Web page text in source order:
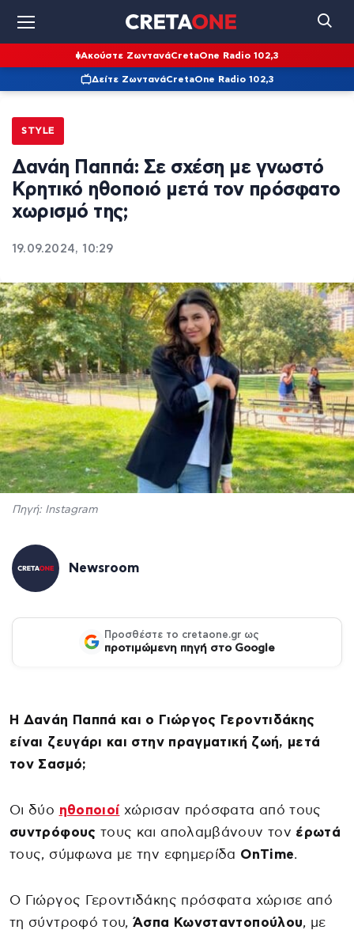
Ακούστε ΖωντανάCretaOne Radio 102,3
Δείτε ΖωντανάCretaOne Radio 102,3
STYLE
Δανάη Παππά: Σε σχέση με γνωστό
Κρητικό ηθοποιό μετά τον πρόσφατο
χωρισμό της;
19.09.2024, 10:29
Πηγή: Instagram
Newsroom
Προσθέστε το cretaone.gr ως
προτιμώμενη πηγή στο Google
Η Δανάη Παππά και ο Γιώργος Γεροντιδάκης
είναι ζευγάρι και στην πραγματική ζωή, μετά
τον Σασμό;
Οι δύο ηθοποιοί χώρισαν πρόσφατα από τους
συντρόφους τους και απολαμβάνουν τον έρωτά
τους, σύμφωνα με την εφημερίδα OnTime.
Ο Γιώργος Γεροντιδάκης πρόσφατα χώρισε από
τη σύντροφό του,Άσπα Κωνσταντοπούλου, με